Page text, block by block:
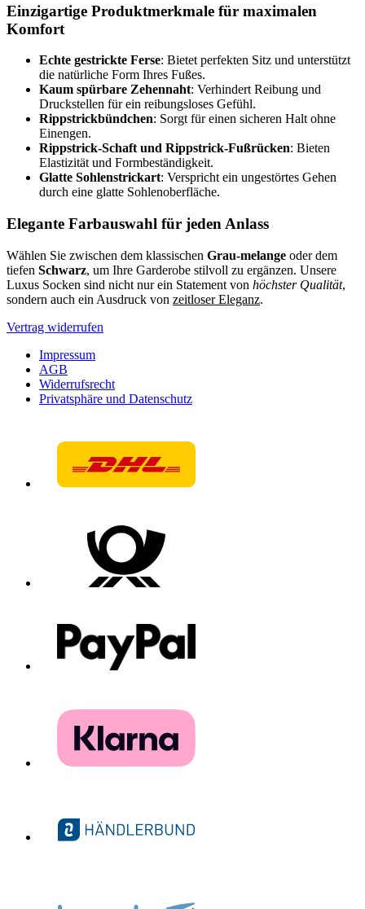
Einzigartige Produktmerkmale für maximalen
Komfort
Echte gestrickte Ferse: Bietet perfekten Sitz und unterstützt
die natürliche Form Ihres Fußes.
Kaum spürbare Zehennaht: Verhindert Reibung und
Druckstellen für ein reibungsloses Gefühl.
Rippstrickbündchen: Sorgt für einen sicheren Halt ohne
Einengen.
Rippstrick-Schaft und Rippstrick-Fußrücken: Bieten
Elastizität und Formbeständigkeit.
Glatte Sohlenstrickart: Verspricht ein ungestörtes Gehen
durch eine glatte Sohlenoberfläche.
Elegante Farbauswahl für jeden Anlass
Wählen Sie zwischen dem klassischen Grau-melange oder dem
tiefen Schwarz, um Ihre Garderobe stilvoll zu ergänzen. Unsere
Luxus Socken sind nicht nur ein Statement von höchster Qualität,
sondern auch ein Ausdruck von zeitloser Eleganz.
Vertrag widerrufen
Impressum
AGB
Widerrufsrecht
Privatsphäre und Datenschutz